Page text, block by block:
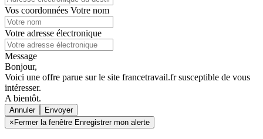
Vos coordonnées Votre nom
Votre adresse électronique
Message
Bonjour,
Voici une offre parue sur le site francetravail.fr susceptible de vous
intéresser.
A bientôt.
Annuler
× Fermer la fenêtre Enregistrer mon alerte